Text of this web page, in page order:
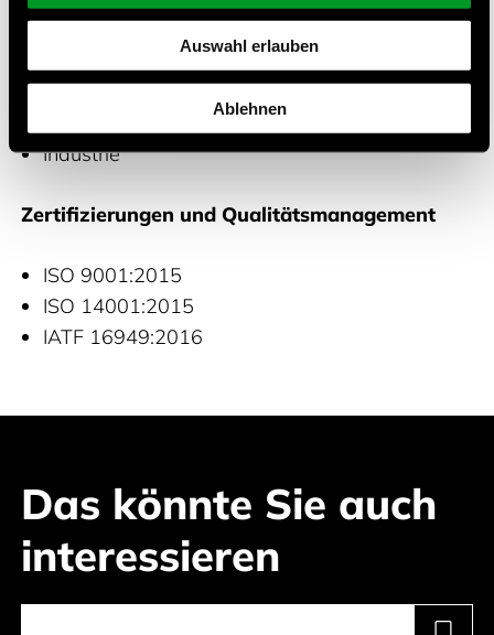
Auswahl erlauben
Ablehnen
Automotiv
Industrie
Zertifizierungen und Qualitätsmanagement
ISO 9001:2015
ISO 14001:2015
IATF 16949:2016
Das könnte Sie auch
interessieren